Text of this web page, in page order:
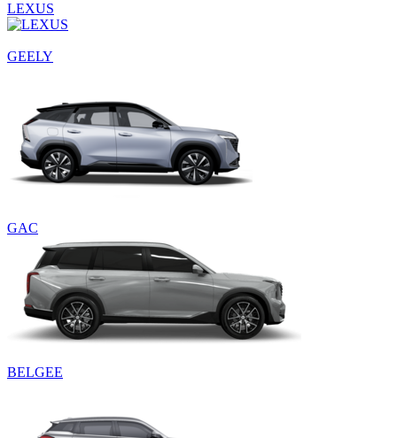
LEXUS
GEELY
GAC
BELGEE